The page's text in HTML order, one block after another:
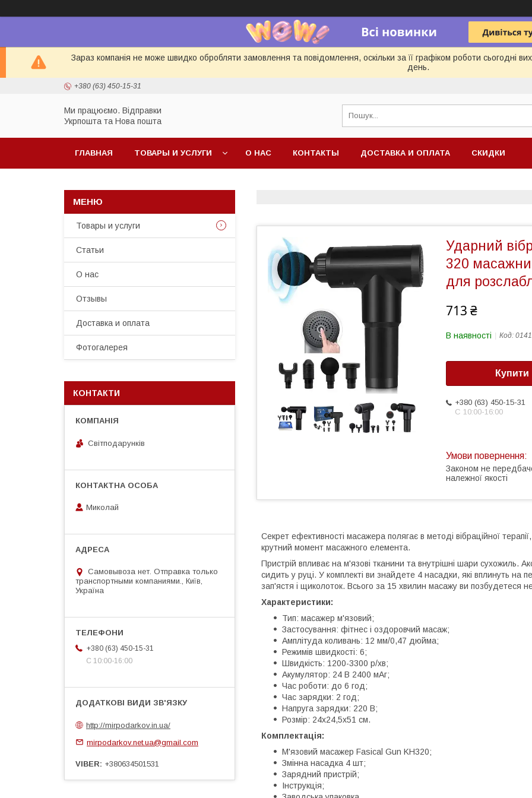
Зараз компанія не може швидко обробляти замовлення та повідомлення, оскільки за її графіком роботи сьогодні
день.
+380 (63) 450-15-31
Ми працюємо. Відправки
Укрпошта та Нова пошта
ГЛАВНАЯ ТОВАРЫ И УСЛУГИ О НАС КОНТАКТЫ ДОСТАВКА И ОПЛАТА СКИДКИ
Ударний
320
для
713 ₴
В наявності Код:
Купити
+380 (63) 450-15-31
С 10:00-16:00
Законом не
належної якості
Секрет ефективності масажера полягає в методі вібраційної
крутний момент масажного елемента.
Пристрій впливає на м'язові тканини та внутрішні шари сухожиль.
сидить у руці. У комплекті ви знайдете 4 насадки, які вплинуть на
зап'ястя і щиколоток. Всього за 15 хвилин масажу ви позбудетеся
Характеристики:
Тип: масажер м'язовий;
Застосування: фітнес і оздоровчий масаж;
Амплітуда коливань: 12 мм/0,47 дюйма;
Режимів швидкості: 6;
Швидкість: 1200-3300 р/хв;
Акумулятор: 24 В 2400 мАг;
Час роботи: до 6 год;
Час зарядки: 2 год;
Напруга зарядки: 220 В;
Розмір: 24х24,5х51 см.
Комплектація:
М'язовий масажер Fasical Gun KH320;
Змінна насадка 4 шт;
Зарядний пристрій;
Інструкція;
Товары и услуги
Статьи
О нас
Отзывы
Доставка и оплата
Фотогалерея
КОНТАКТИ
Світподарунків
Миколай
Самовывоза нет. Отправка только
транспортными компаниями., Київ,
Україна
+380 (63) 450-15-31
С 10:00-16:00
http://mirpodarkov.in.ua/
mirpodarkov.net.ua@gmail.com
VIBER +380634501531